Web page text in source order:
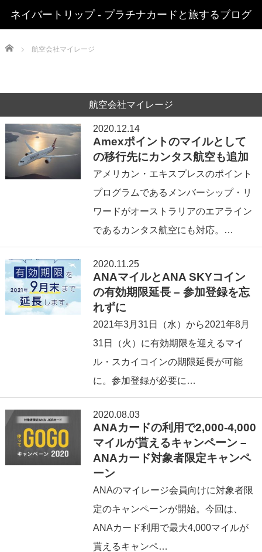
ネイバートリップ - プラチナカードと旅するブログ
Home 航空会社マイレージ
航空会社マイレージ
2020.12.14
Amexポイントのマイルとして
の移行先にカンタス航空も追加
アメリカン・エキスプレスのポイント
プログラムであるメンバーシップ・リ
ワードがオーストラリアのエアライン
であるカンタス航空にも対応。…
2020.11.25
ANAマイルとANA SKYコイン
の有効期限延長 – 参加登録を忘
れずに
2021年3月31日（水）から2021年8月
31日（火）に有効期限を迎えるマイ
ル・スカイコインの期限延長が可能
に。参加登録が必要に…
2020.08.03
ANAカードの利用で2,000-4,000
マイルが貰えるキャンペーン –
ANAカード対象者限定キャンペ
ーン
ANAのマイレージ会員向けに対象者限
定のキャンペーンが開始。今回は、
ANAカード利用で最大4,000マイルが
貰えるキャンペ…